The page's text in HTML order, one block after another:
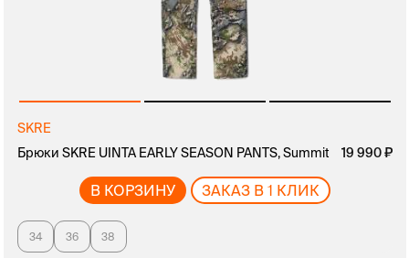
SKRE
Брюки SKRE UINTA EARLY SEASON PANTS, Summit
19 990
В КОРЗИНУ ЗАКАЗ В 1 КЛИК
34 36 38